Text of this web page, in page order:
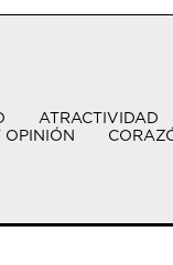
ATRACTIVIDAD